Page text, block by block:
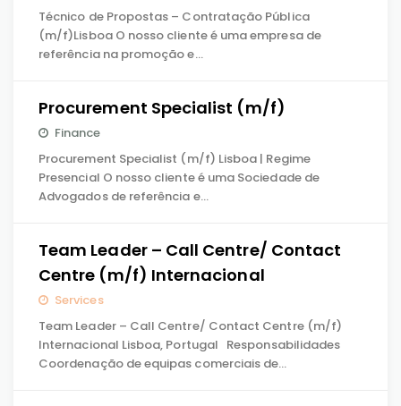
Técnico de Propostas – Contratação Pública
(m/f)Lisboa O nosso cliente é uma empresa de
referência na promoção e…
Procurement Specialist (m/f)
Finance
Procurement Specialist (m/f) Lisboa | Regime
Presencial O nosso cliente é uma Sociedade de
Advogados de referência e…
Team Leader – Call Centre/ Contact
Centre (m/f) Internacional
Services
Team Leader – Call Centre/ Contact Centre (m/f)
Internacional Lisboa, Portugal Responsabilidades
Coordenação de equipas comerciais de…